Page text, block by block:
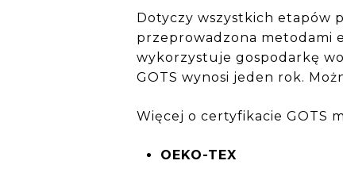
Dotyczy wszystkich etapów
przeprowadzona metodami
wykorzystuje gospodarkę
GOTS wynosi jeden rok.
Więcej o certyfikacie GOTS
OEKO-TEX